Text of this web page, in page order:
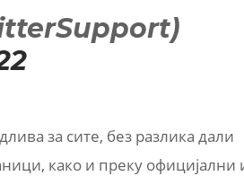
за сите, без разлика дали
како и преку официјални